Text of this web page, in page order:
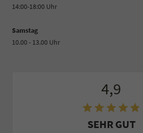
14:00-18:00 Uhr
Samstag
10.00 - 13.00 Uhr
4,9
SEHR GUT